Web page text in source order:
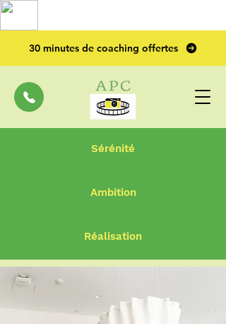
30 minutes de coaching offertes
Sérénité
Ambition
Réalisation